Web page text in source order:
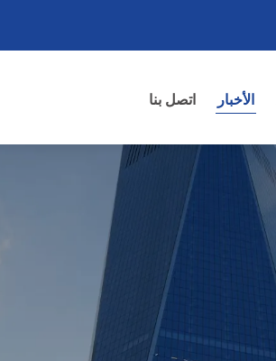
الأخبار اتصل بنا